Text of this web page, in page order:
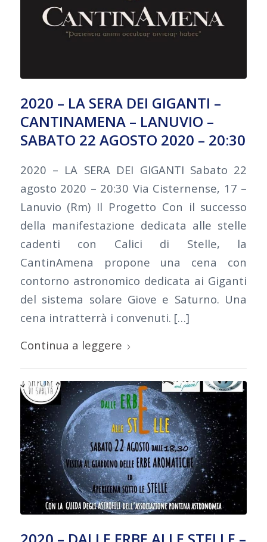
2020 – LA SERA DEI GIGANTI –
CANTINAMENA – LANUVIO –
SABATO 22 AGOSTO 2020 – 20:30
2020 – LA SERA DEI GIGANTI Sabato 22
agosto 2020 – 20:30 Via Cisternense, 17 –
Lanuvio (Rm) Il Progetto Con il successo
della manifestazione dedicata alle stelle
cadenti con Calici di Stelle, la
CantinAmena propone una cena con
contorno astronomico dedicata ai Giganti
del sistema solare Giove e Saturno. Una
cena intratterrà i convenuti. […]
Continua a leggere